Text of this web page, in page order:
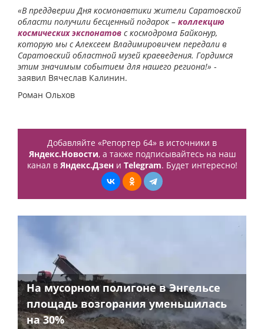
«В преддверии Дня космонавтики жители Саратовской
области получили бесценный подарок – коллекцию
космических экспонатов с космодрома Байконур,
которую мы с Алексеем Владимировичем передали в
Саратовский областной музей краеведения. Гордимся
этим значимым событием для нашего региона!» -
заявил Вячеслав Калинин.
Роман Ольхов
Добавляйте «Репортер 64» в источники в
Яндекс.Новости, а также подписывайтесь на наш
канал в Яндекс.Дзени Telegram. Будет интересно!
На мусорном полигоне в Энгельсе
площадь возгорания уменьшилась
на 30%